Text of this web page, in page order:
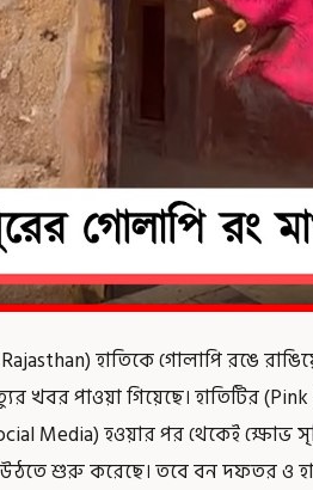
হাতিকে গোলাপি রঙে
খবর পাওয়া গিয়েছে। হাতিটির
Media) হওয়ার পর থেকেই ক্ষোভ
উঠতে শুরু করেছে। তবে বন দফতর ও